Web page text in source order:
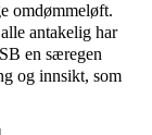
omdømmeløft.
antakelig har
en særegen
og innsikt, som